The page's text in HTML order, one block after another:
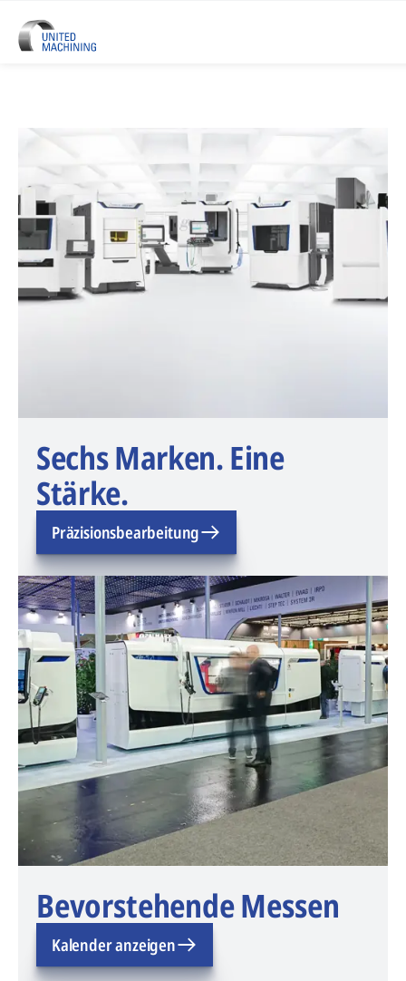
UNITED MACHINING –
Sechs Marken. Eine
Stärke.
Präzisionsbearbeitung
Bevorstehende Messen
Kalender anzeigen